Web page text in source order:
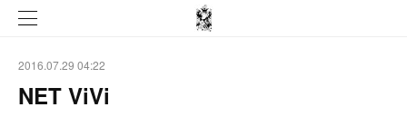
2016.07.29 04:22
NET ViVi